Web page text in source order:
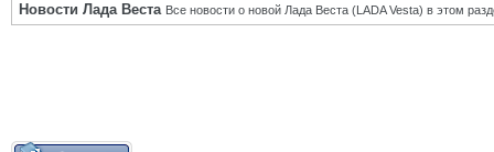
Новости Лада Веста Все новости о новой Лада Веста (LADA Vesta) в этом